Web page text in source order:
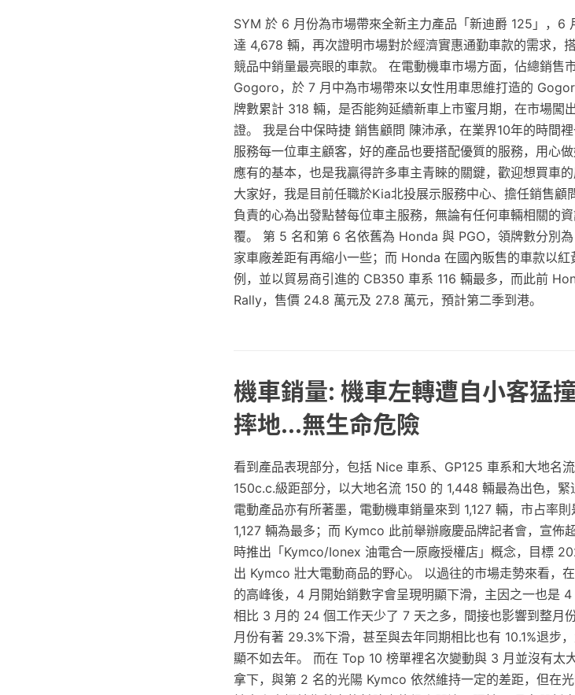
SYM 於 6 月份為市場帶來全新主力產品「新迪爵 125」，6
達 4,678 輛，再次證明市場對於經濟實惠通勤車款的需求，
競品中銷量最亮眼的車款。 在電動機車市場方面，佔總銷售
Gogoro，於 7 月中為市場帶來以女性用車思維打造的
牌數累計 318 輛，是否能夠延續新車上市蜜月期，在市場闖
證。 我是台中保時捷 銷售顧問 陳沛承，在業界10年的時間
服務每一位車主顧客，好的產品也要搭配優質的服務，用心
應有的基本，也是我贏得許多車主青睞的關鍵，歡迎想買車
大家好，我是目前任職於Kia北投展示服務中心、擔任銷售顧
負責的心為出發點替每位車主服務，無論有任何車輛相關的
覆。 第 5 名和第 6 名依舊為 Honda 與 PGO，領牌數分別
家車廠差距有再縮小一些；而 Honda 在國內販售的車款以
例，並以貿易商引進的 CB350 車系 116 輛最多，而此前
Rally，售價 24.8 萬元及 27.8 萬元，預計第二季到港。
機車銷量: 機車左轉遭自小客猛
摔地...無生命危險
看到產品表現部分，包括 Nice 車系、GP125 車系和大地名
150c.c.級距部分，以大地名流 150 的 1,448 輛最為出色，
電動產品亦有所著墨，電動機車銷量來到 1,127 輛，市占率
1,127 輛為最多；而 Kymco 此前舉辦廠慶品牌記者會，宣
時推出「Kymco/Ionex 油電合一原廠授權店」概念，目標
出 Kymco 壯大電動商品的野心。 以過往的市場走勢來看，
的高峰後，4 月開始銷數字會呈現明顯下滑，主因之一也是 4
相比 3 月的 24 個工作天少了 7 天之多，間接也影響到整月
月份有著 29.3%下滑，甚至與去年同期相比也有 10.1%退步
顯不如去年。 而在 Top 10 榜單裡名次變動與 3 月並沒有太
拿下，與第 2 名的光陽 Kymco 依然維持一定的差距，但在